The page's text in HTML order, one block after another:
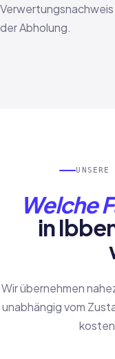
der Abholung.
Welche
in
Wir übernehmen
unabhängig vom